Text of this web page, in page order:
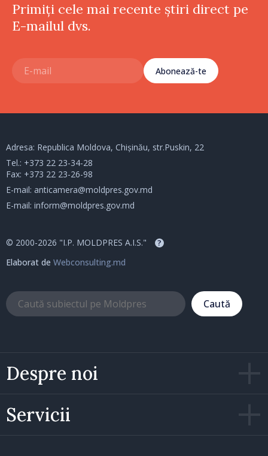
Primiți cele mai recente știri direct pe
E-mailul dvs.
Abonează-te
Despre noi
Servicii
Adresa: Republica Moldova, Chișinău, str.Puskin, 22
Tel.: +373 22 23-34-28
Fax: +373 22 23-26-98
E-mail: anticamera@moldpres.gov.md
E-mail: inform@moldpres.gov.md
© 2000-2026 "I.P. MOLDPRES A.I.S." ?
Elaborat de Webconsulting.md
Caută